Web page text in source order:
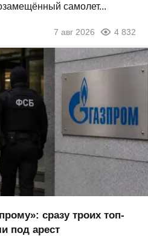
самолет...
7 авг 2026 4 832
сразу троих топ-
под арест